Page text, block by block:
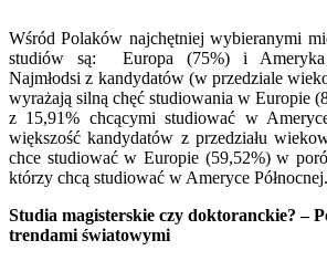
Wśród Polaków najchętniej wybieranymi
studiów są: Europa (75%) i Ameryka
Najmłodsi z kandydatów (w przedziale
wyrażają silną chęć studiowania w Europie
z 15,91% chcącymi studiować w
większość kandydatów z przedziału
chce studiować w Europie (59,52%) w
którzy chcą studiować w Ameryce Północnej.
Studia magisterskie czy doktoranckie? –
trendami światowymi